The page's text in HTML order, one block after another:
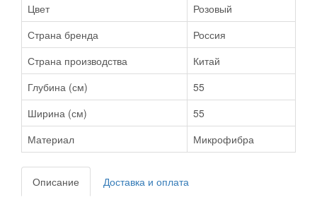
Цвет
Розовый
Страна бренда
Россия
Страна производства
Китай
Глубина (см)
55
Ширина (см)
55
Материал
Микрофибра
Описание Доставка и оплата